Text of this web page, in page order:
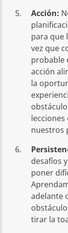
Acción:
para que
vez que
probable
acción
la
nuestros
desafíos
poner
adelante
tirar la